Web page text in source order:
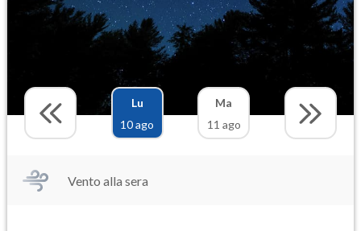
Lu
10 ago
Ma
11 ago
Vento alla sera